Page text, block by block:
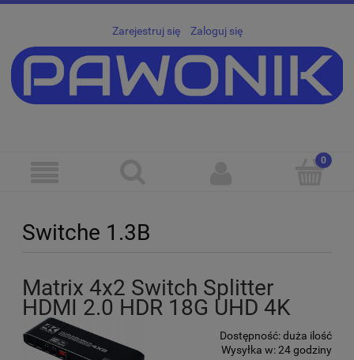
Zarejestruj się Zaloguj się
Switche 1.3B
Matrix 4x2 Switch Splitter
HDMI 2.0 HDR 18G UHD 4K
Dostępność:duża ilość
Wysyłka w:24 godziny